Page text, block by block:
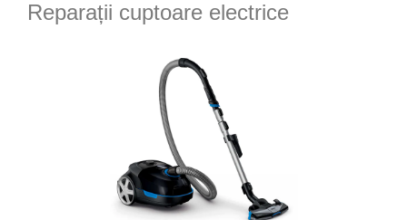
Reparații cuptoare electrice